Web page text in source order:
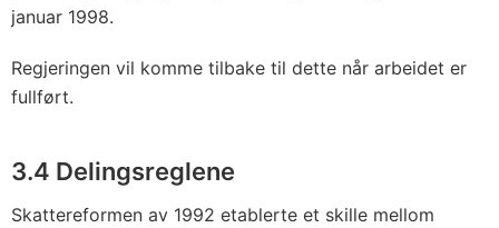
januar 1998.
Regjeringen vil komme tilbake til dette når arbeidet er
fullført.
3.4 Delingsreglene
Skattereformen av 1992 etablerte et skille mellom